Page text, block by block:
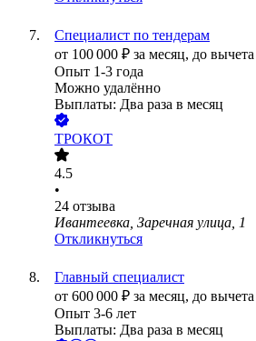
Специалист по тендерам
от 100 000 ₽ за месяц, до
Опыт 1-3 года
Можно удалённо
Выплаты: Два раза в месяц
ТРОКОТ
4.5
•
24 отзыва
Ивантеевка, Заречная улица, 1
Откликнуться
Главный специалист
от 600 000 ₽ за месяц, до
Опыт 3-6 лет
Выплаты: Два раза в месяц